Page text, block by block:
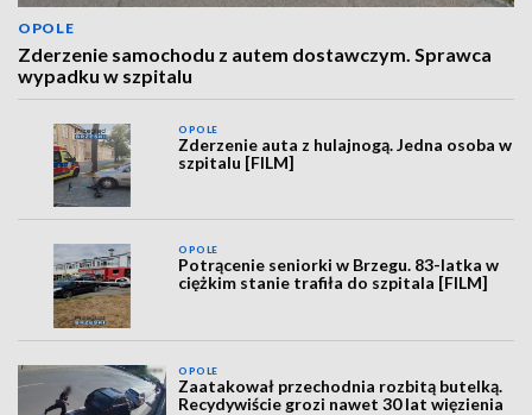
OPOLE
Zderzenie samochodu z autem dostawczym. Sprawca
wypadku w szpitalu
OPOLE
Zderzenie auta z hulajnogą. Jedna osoba w
szpitalu [FILM]
OPOLE
Potrącenie seniorki w Brzegu. 83-latka w
ciężkim stanie trafiła do szpitala [FILM]
OPOLE
Zaatakował przechodnia rozbitą butelką.
Recydywiście grozi nawet 30 lat więzienia